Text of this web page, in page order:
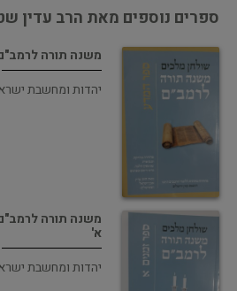
ספרים נוספים מאת הרב עדין
משנה תורה
יהדות ומחשבת
משנה תורה
א'
יהדות ומחשבת